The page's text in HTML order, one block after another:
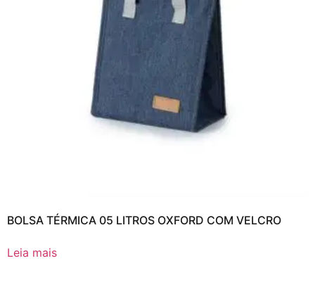
BOLSA TÉRMICA 05 LITROS OXFORD COM VELCRO
Leia mais